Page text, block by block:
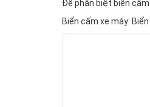
Để phân biệt biển
Biển cấm xe máy: